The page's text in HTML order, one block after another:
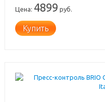
Цена: 4899 руб.
Купить